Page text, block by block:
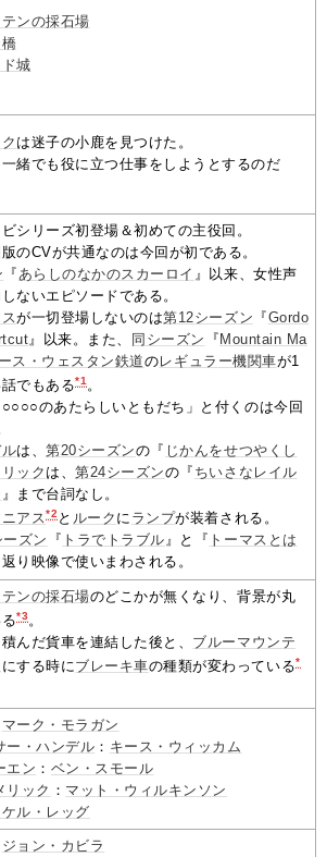
ンの採石場
城
は迷子の小鹿を見つけた。
緒でも役に立つ仕事をしようとするのだ
ビシリーズ初登場＆初めての主役回。
のCVが共通なのは今回が初である。
『 あらしのなかのスカーロイ 』以来、女性声
ないエピソードである。
スが一切登場しないのは第12シーズン 『Gordo
』以来。また、 同シーズン 『 Mountain Ma
ス・ウェスタン鉄道のレ ギ ュ ラ ー機関車が1
でもある*1 。
○○○○のあたらしいともだち」と付くのは今回
は、第20シーズンの『 じかんをせつやくし
リック は、第24シーズンの『 ちいさなレイル
』まで台詞なし。
ニアス*2 と ルーク に ランプが装着される。
ズン 『 トラでトラブル』と『 トーマスとは
り映像で使いまわされる。
ンの採石場のどこかが無くなり、背景が丸
*3。
んだ貨車を連結した後と、 ブルーマウンテ
する時にブレーキ車の種類が変わっている*
マーク・モラガン
ー・ハンデル ： キース・ウィッカム
エン ： ベン・スモール
リック ： マット・ウィルキンソン
ル・レッグ
ジョン・カビラ